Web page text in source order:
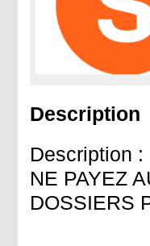
Description
Description :
NE PAYEZ
DOSSIERS